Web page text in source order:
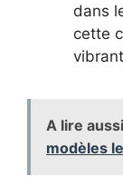
dans
cette
A lire aussi
modèles